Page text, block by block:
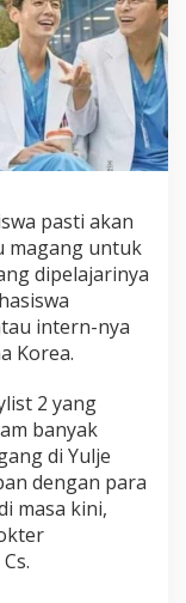
pasti akan
magang untuk
dipelajarinya
intern-nya
Korea.
2 yang
banyak
di Yulje
dengan para
masa kini,